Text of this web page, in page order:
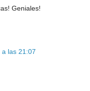
Geniales!
las 21:07